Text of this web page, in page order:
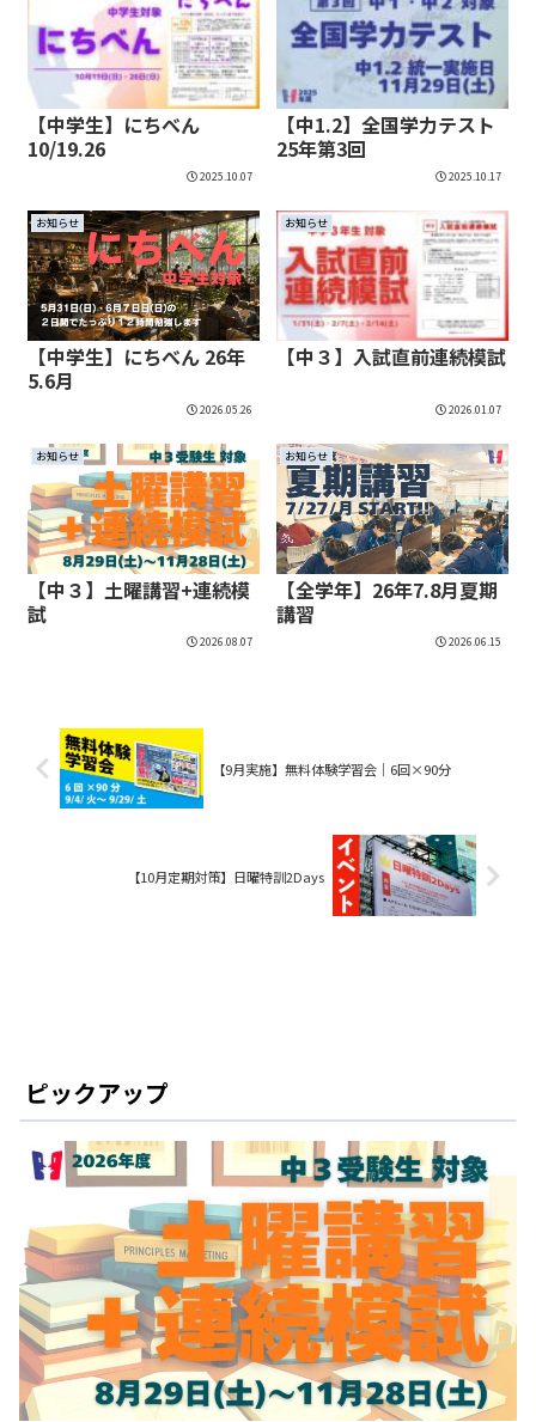
【中学生】にちべん
10/19.26
2025.10.07
【中1.2】全国学力テスト
25年第3回
2025.10.17
お知らせ
【中学生】にちべん 26年
5.6月
2026.05.26
お知らせ
【中３】入試直前連続模試
2026.01.07
お知らせ
【中３】土曜講習+連続模
試
2026.08.07
お知らせ
【全学年】26年7.8月夏期
講習
2026.06.15
【9月実施】無料体験学習会│6回×90分
【10月定期対策】日曜特訓2Days
ピックアップ